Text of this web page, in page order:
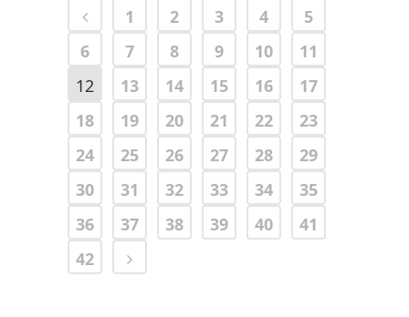
1 2 3 4
5
6
7 8 9 10
11
12
13 14 15 16
17
18
19 20 21 22
23
24
25 26 27 28
29
30
31 32 33 34
35
36
37 38 39 40
41
42